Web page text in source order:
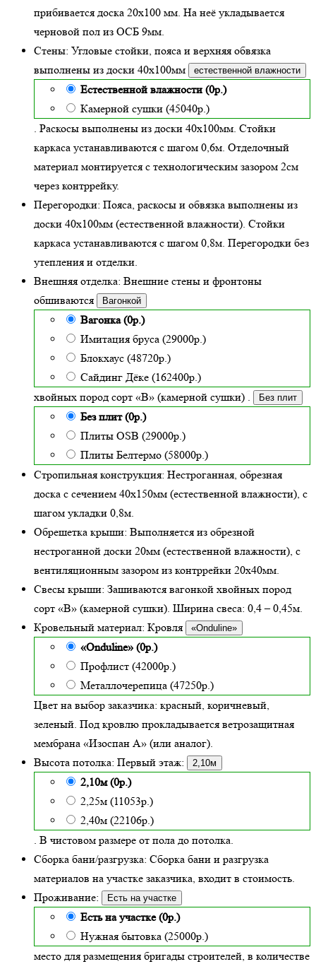
прибивается доска 20х100 мм. На неё укладывается
черновой пол из ОСБ 9мм.
Стены: Угловые стойки, пояса и верхняя обвязка
выполнены из доски 40х100мм естественной влажности
Естественной влажности (0р.)
Камерной сушки (45040р.)
. Раскосы выполнены из доски 40х100мм. Стойки
каркаса устанавливаются с шагом 0,6м. Отделочный
материал монтируется с технологическим зазором 2см
через контррейку.
Перегородки: Пояса, раскосы и обвязка выполнены из
доски 40х100мм (естественной влажности). Стойки
каркаса устанавливаются с шагом 0,8м. Перегородки без
утепления и отделки.
Внешняя отделка: Внешние стены и фронтоны
обшиваются
Вагонкой
Вагонка (0р.)
Имитация бруса (29000р.)
Блокхаус (48720р.)
Сайдинг Дёке (162400р.)
хвойных пород сорт «В» (камерной сушки) . Без плит
Без плит (0р.)
Плиты OSB (29000р.)
Плиты Белтермо (58000р.)
Стропильная конструкция: Нестроганная, обрезная
доска с сечением 40х150мм (естественной влажности), с
шагом укладки 0,8м.
Обрешетка крыши: Выполняется из обрезной
нестроганной доски 20мм (естественной влажности), с
вентиляционным зазором из контррейки 20х40мм.
Свесы крыши: Зашиваются вагонкой хвойных пород
сорт «В» (камерной сушки). Ширина свеса: 0,4 – 0,45м.
Кровельный материал: Кровля «Onduline»
«Onduline» (0р.)
Профлист (42000р.)
Металлочерепица (47250р.)
Цвет на выбор заказчика: красный, коричневый,
зеленый. Под кровлю прокладывается ветрозащитная
мембрана «Изоспан А» (или аналог).
Высота потолка: Первый этаж: 2,10м
2,10м (0р.)
2,25м (11053р.)
2,40м (22106р.)
. В чистовом размере от пола до потолка.
Сборка бани/разгрузка: Сборка бани и разгрузка
материалов на участке заказчика, входит в стоимость.
Проживание:
Есть на участке
Есть на участке (0р.)
Нужная бытовка (25000р.)
место для размещения бригады строителей, в количестве